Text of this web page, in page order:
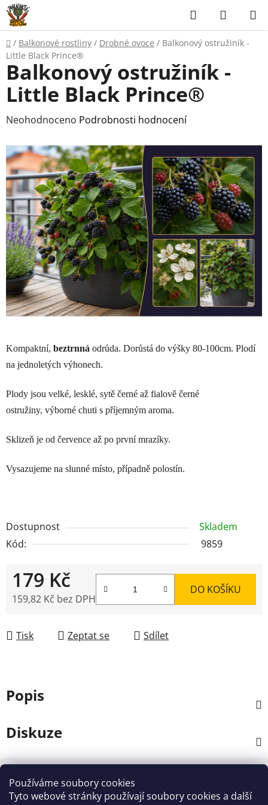
Používáme soubory cookies
Tyto webové stránky používají soubory cookies a další
Přejít
na
obsah
Hledat
KOŠÍK
Domů
/ Balkonové rostliny / Drobné ovoce / Balkonový ostružiník -
Little Black Prince®
Kompaktní, beztrnná odrůda. Dorůstá do výšky 80-100cm. Plodí
na jednoletých výhonech.
Plody jsou velké, lesklé, sytě černé až fialově černé
ostružiny, výborné chuti s příjemným aroma.
Sklizeň je od července až po první mrazíky.
Vysazujeme na slunné místo, případně polostín.
Dostupnost
Skladem
Kód:
9859
179 Kč
159,82 Kč bez DPH
DO KOŠÍKU
Tisk Zeptat se Sdílet
Balkonový ostružiník -
Little Black Prince®
Průměrné
produktu
je
0,0
z
5
hvězdiček.
Neohodnoceno Podrobnosti hodnocení
Popis
Diskuze
Z
Kontakt